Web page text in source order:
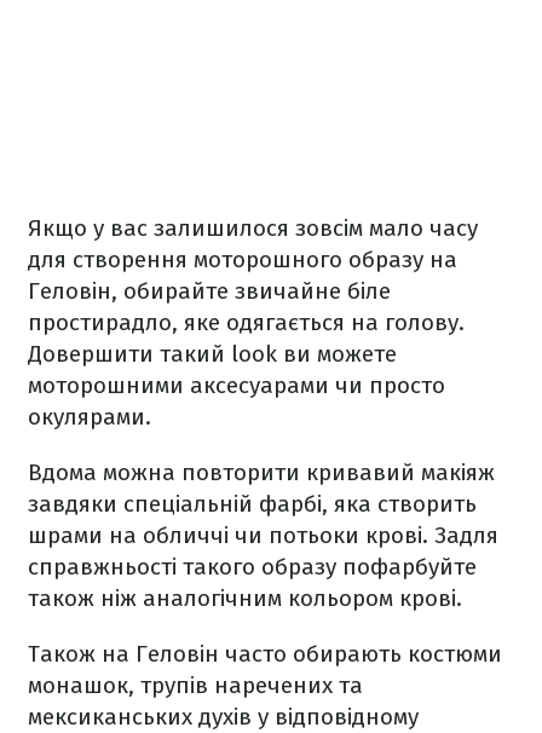
Якщо у вас залишилося зовсім мало часу
для створення моторошного образу на
Геловін, обирайте звичайне біле
простирадло, яке одягається на голову.
Довершити такий look ви можете
моторошними аксесуарами чи просто
окулярами.
Вдома можна повторити кривавий макіяж
завдяки спеціальній фарбі, яка створить
шрами на обличчі чи потьоки крові. Задля
справжньості такого образу пофарбуйте
також ніж аналогічним кольором крові.
Також на Геловін часто обирають костюми
монашок, трупів наречених та
мексиканських духів у відповідному